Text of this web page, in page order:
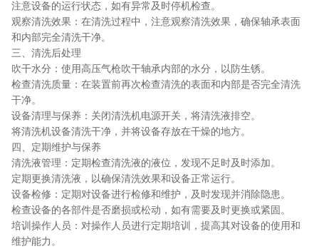
注意设备的运行状态，如有异常及时停机检查。
观察清洗效果：在清洗过程中，注意观察清洗效果，确保轴承表面
和内部完全清洗干净。
三、清洗后处理
吹干水分：使用高压气枪吹干轴承内部的水分，以防生锈。
检查清洗质量：在装置前再次检查清洗的表面和内部是否完全清洗
干净。
设备清理与保养：关闭清洗机电源开关，将清洗液排空。
将清洗机设备清洗干净，并将设备存放在干燥的地方。
四、定期维护与保养
清洗液管理：定期检查清洗液的液位，发现不足时及时添加。
定期更换清洗液，以确保清洗效果和设备正常运行。
设备检修：定期对设备进行检修和维护，及时发现并消除隐患。
检查设备的各部件是否磨损或松动，如有需要及时更换或紧固。
培训操作人员：对操作人员进行定期培训，提高其对设备的使用和
维护能力。